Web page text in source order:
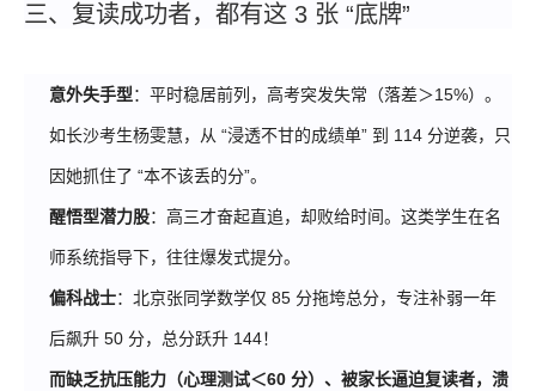
三、 复读成功者，都有这 3 张 “底牌”
意外失手型：平时稳居前列，高考突发失常（落差＞15%）。
如长沙考生杨雯慧，从 “浸透不甘的成绩单” 到 114 分逆袭，只
因她抓住了 “本不该丢的分”。
醒悟型潜力股：高三才奋起直追，却败给时间。这类学生在名
师系统指导下，往往爆发式提分。
偏科战士：北京张同学数学仅 85 分拖垮总分，专注补弱一年
后飙升 50 分，总分跃升 144！
而缺乏抗压能力（心理测试＜60 分）、被家长逼迫复读者，溃